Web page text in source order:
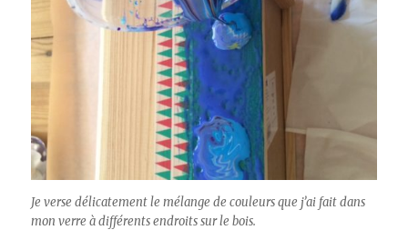
Je verse délicatement le mélange de couleurs que j’ai fait dans
mon verre à différents endroits sur le bois.